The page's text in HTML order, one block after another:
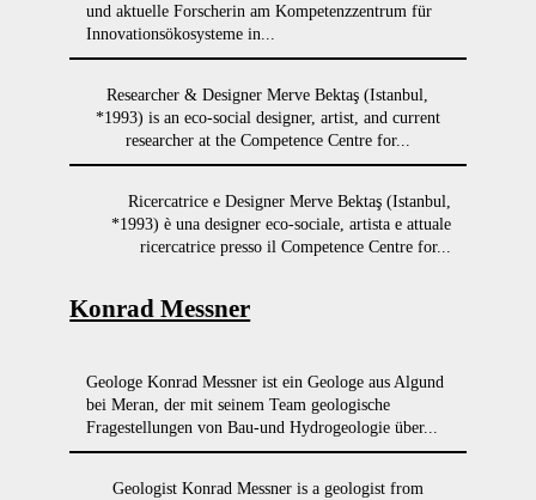
und aktuelle Forscherin am Kompetenzzentrum für
Innovationsökosysteme in...
Researcher & Designer Merve Bektaş (Istanbul,
*1993) is an eco-social designer, artist, and current
researcher at the Competence Centre for...
Ricercatrice e Designer Merve Bektaş (Istanbul,
*1993) è una designer eco-sociale, artista e attuale
ricercatrice presso il Competence Centre for...
Konrad Messner
Geologe Konrad Messner ist ein Geologe aus Algund
bei Meran, der mit seinem Team geologische
Fragestellungen von Bau-und Hydrogeologie über...
Geologist Konrad Messner is a geologist from